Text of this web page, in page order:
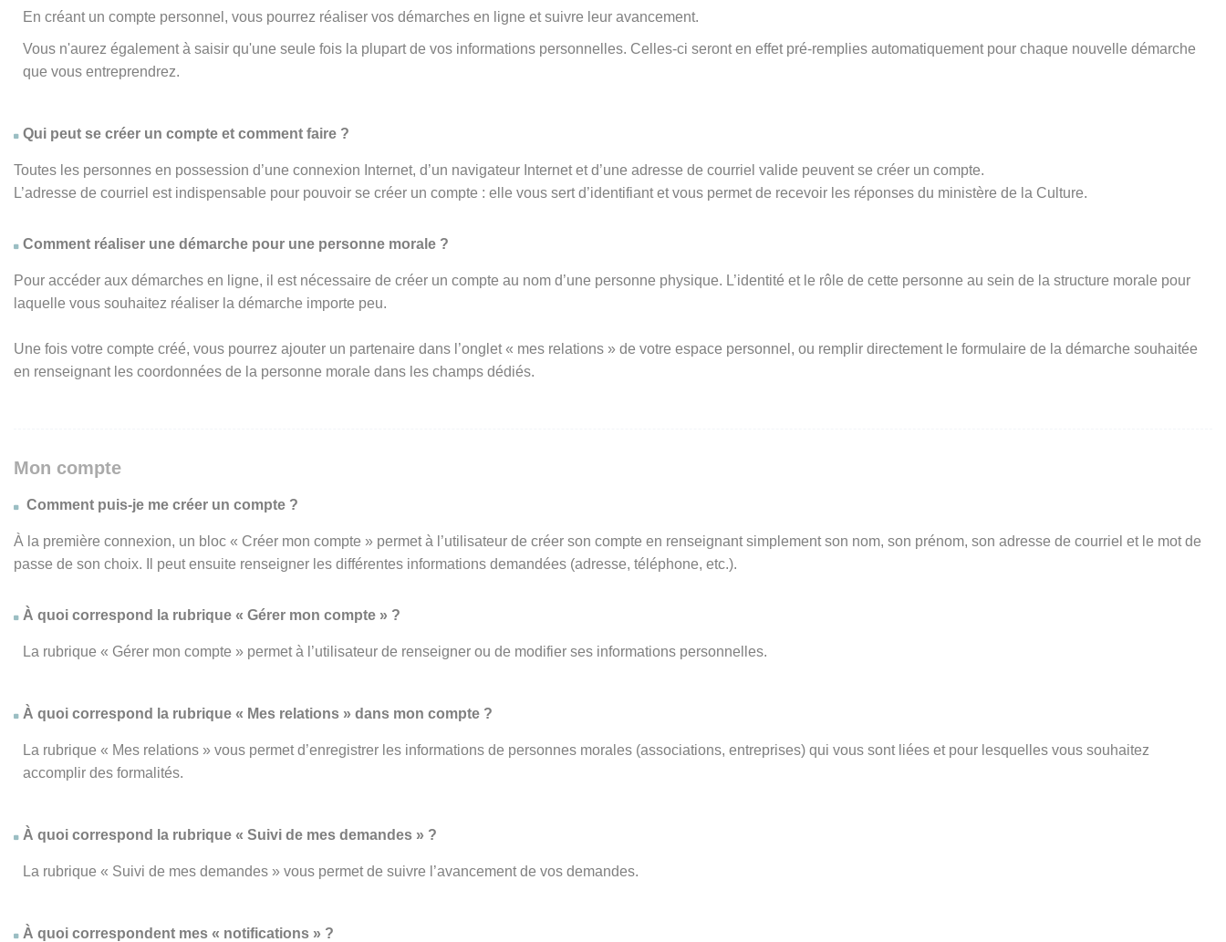
En créant un compte personnel, vous pourrez réaliser vos démarches en ligne et suivre leur avancement.
Vous n'aurez également à saisir qu'une seule fois la plupart de vos informations personnelles. Celles-ci seront en effet pré-remplies automatiquement pour chaque nouvelle démarche
que vous entreprendrez.
Qui peut se créer un compte et comment faire ?
Toutes les personnes en possession d’une connexion Internet, d’un navigateur Internet et d’une adresse de courriel valide peuvent se créer un compte.
L’adresse de courriel est indispensable pour pouvoir se créer un compte : elle vous sert d’identifiant et vous permet de recevoir les réponses du ministère de la Culture.
Comment réaliser une démarche pour une personne morale ?
Pour accéder aux démarches en ligne, il est nécessaire de créer un compte au nom d’une personne physique. L’identité et le rôle de cette personne au sein de la structure morale pour
laquelle vous souhaitez réaliser la démarche importe peu.
Une fois votre compte créé, vous pourrez ajouter un partenaire dans l’onglet « mes relations » de votre espace personnel, ou remplir directement le formulaire de la démarche souhaitée
en renseignant les coordonnées de la personne morale dans les champs dédiés.
Mon compte
Comment puis-je me créer un compte ?
À la première connexion, un bloc « Créer mon compte » permet à l’utilisateur de créer son compte en renseignant simplement son nom, son prénom, son adresse de courriel et le mot de
passe de son choix. Il peut ensuite renseigner les différentes informations demandées (adresse, téléphone, etc.).
À quoi correspond la rubrique « Gérer mon compte » ?
La rubrique « Gérer mon compte » permet à l’utilisateur de renseigner ou de modifier ses informations personnelles.
À quoi correspond la rubrique « Mes relations » dans mon compte ?
La rubrique « Mes relations » vous permet d’enregistrer les informations de personnes morales (associations, entreprises) qui vous sont liées et pour lesquelles vous souhaitez
accomplir des formalités.
À quoi correspond la rubrique « Suivi de mes demandes » ?
La rubrique « Suivi de mes demandes » vous permet de suivre l’avancement de vos demandes.
À quoi correspondent mes « notifications » ?